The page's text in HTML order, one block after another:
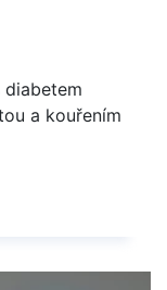
a kouřením